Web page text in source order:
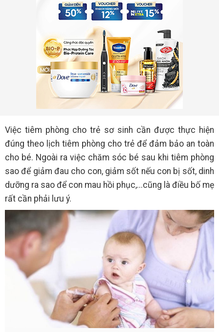
Việc tiêm phòng cho trẻ sơ sinh cần được thực hiện
đúng theo lịch tiêm phòng cho trẻ để đảm bảo an toàn
cho bé. Ngoài ra việc chăm sóc bé sau khi tiêm phòng
sao để giảm đau cho con, giảm sốt nếu con bị sốt, dinh
dưỡng ra sao để con mau hồi phục,...cũng là điều bố mẹ
rất cần phải lưu ý.